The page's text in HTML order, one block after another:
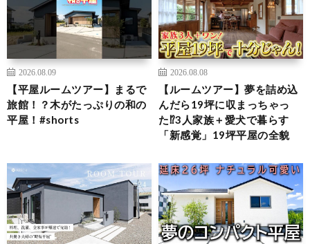
2026.08.09
【平屋ルームツアー】まるで
旅館！？木がたっぷりの和の
平屋！#shorts
2026.08.08
【ルームツアー】夢を詰め込
んだら19坪に収まっちゃっ
た⁉︎3人家族＋愛犬で暮らす
「新感覚」19坪平屋の全貌